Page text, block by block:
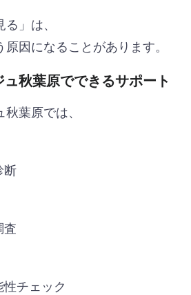
」は、
因になることがあります。
秋葉原でできるサポート
葉原では、
断
査
チェック